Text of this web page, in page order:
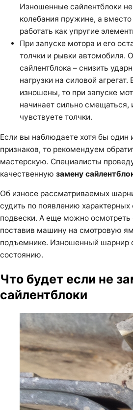
Изношенные сайлентблоки
колебания пружине, а
работать как упругие
При запуске мотора и его
толчки и рывки автомобиля.
сайлентблока – снизить
нагрузки на силовой
изношены, то при запуске
начинает сильно смещаться,
чувствуете толчки.
Если вы наблюдаете хотя бы
признаков, то рекомендуем
мастерскую. Специалисты
качественную замену
Об износе рассматриваемых
судить по появлению характерных
подвески. А еще можно осмотреть
поставив машину на смотровую
подъемнике. Изношенный шарнир
состоянию.
Что будет если не
сайлентблоки